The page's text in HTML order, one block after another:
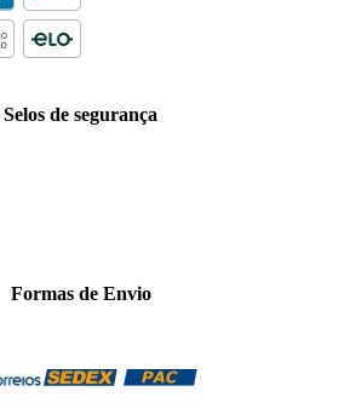
Selos de segurança
Formas de Envio